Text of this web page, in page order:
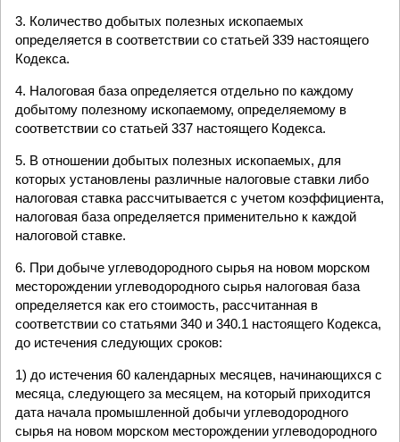
3. Количество добытых полезных ископаемых
определяется в соответствии со статьей 339 настоящего
Кодекса.
4. Налоговая база определяется отдельно по каждому
добытому полезному ископаемому, определяемому в
соответствии со статьей 337 настоящего Кодекса.
5. В отношении добытых полезных ископаемых, для
которых установлены различные налоговые ставки либо
налоговая ставка рассчитывается с учетом коэффициента,
налоговая база определяется применительно к каждой
налоговой ставке.
6. При добыче углеводородного сырья на новом морском
месторождении углеводородного сырья налоговая база
определяется как его стоимость, рассчитанная в
соответствии со статьями 340 и 340.1 настоящего Кодекса,
до истечения следующих сроков:
1) до истечения 60 календарных месяцев, начинающихся с
месяца, следующего за месяцем, на который приходится
дата начала промышленной добычи углеводородного
сырья на новом морском месторождении углеводородного